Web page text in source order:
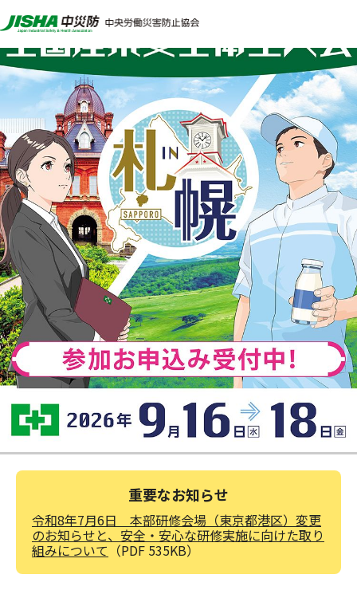
重要なお知らせ
令和8年7月6日 本部研修会場（東京都港区）変更
のお知らせと、安全・安心な研修実施に向けた取り
組みについて （PDF 535KB）